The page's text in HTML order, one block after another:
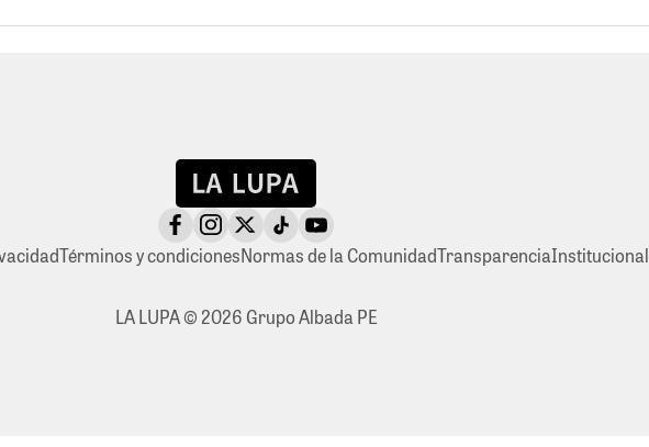
Términos y condicionesNormas de la ComunidadTransparenciaInstitucional
LA LUPA © 2026 Grupo Albada PE